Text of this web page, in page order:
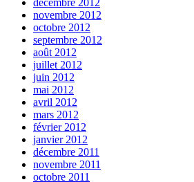
novembre 2012
octobre 2012
septembre 2012
août 2012
juillet 2012
juin 2012
mai 2012
avril 2012
mars 2012
février 2012
janvier 2012
décembre 2011
novembre 2011
octobre 2011